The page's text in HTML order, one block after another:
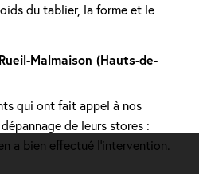
du tablier, la forme et le
Malmaison (Hauts-de-
qui ont fait appel à nos
de leurs stores :
a bien effectué l’intervention.